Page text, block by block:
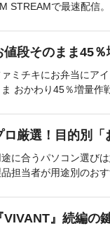
STREAMで最速配信
値段そのまま45
ァミチキにお弁当にア
ま おかわり45％増量作
ロ厳選！目的別「
途に合うパソコン選び
担当者が用途別のお
VIVANT』続編